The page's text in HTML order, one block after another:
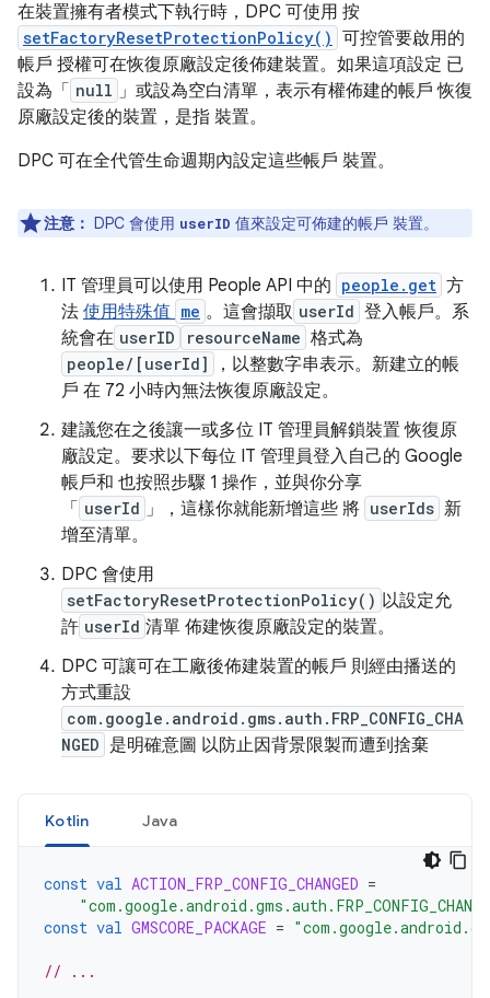
在裝置擁有者模式下執行時，DPC 可使用 按
setFactoryResetProtectionPolicy() 可控管要啟用的
帳戶 授權可在恢復原廠設定後佈建裝置。如果這項設定 已
設為「
null 」或設為空白清單，表示有權佈建的帳戶 恢復
原廠設定後的裝置，是指 裝置。
DPC 可在全代管生命週期內設定這些帳戶 裝置。
注意： DPC 會使用 userID 值來設定可佈建的帳戶 裝置。
IT 管理員可以使用 People API 中的 people.get 方
法 使用特殊值 me 。這會擷取 userId 登入帳戶。系
統會在 userID resourceName 格式為
people/[userId]
，以整數字串表示。新建立的帳
戶 在 72 小時內無法恢復原廠設定。
建議您在之後讓一或多位 IT 管理員解鎖裝置 恢復原
廠設定。要求以下每位 IT 管理員登入自己的 Google
帳戶和 也按照步驟 1 操作，並與你分享
「
userId 」，這樣你就能新增這些 將 userIds 新
增至清單。
DPC 會使用
setFactoryResetProtectionPolicy() 以設定允
許 userId 清單 佈建恢復原廠設定的裝置。
DPC 可讓可在工廠後佈建裝置的帳戶 則經由播送的
方式重設
com.google.android.gms.auth.FRP_CONFIG_CHA
NGED 是明確意圖 以防止因背景限製而遭到捨棄
Kotlin Java
const val ACTION_FRP_CONFIG_CHANGED =
const val GMSCORE_PACKAGE =
// ...